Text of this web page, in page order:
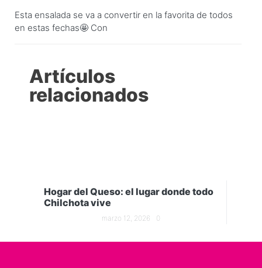
Esta ensalada se va a convertir en la favorita de todos
en estas fechas🤩 Con
Artículos
relacionados
Hogar del Queso: el lugar donde todo
Chilchota vive
marzo 12, 2026 0